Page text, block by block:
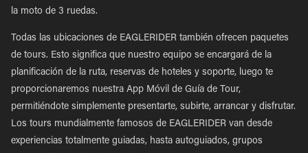
la moto de 3 ruedas.
Todas las ubicaciones de EAGLERIDER también ofrecen paquetes
de tours. Esto significa que nuestro equipo se encargará de la
planificación de la ruta, reservas de hoteles y soporte, luego te
proporcionaremos nuestra App Móvil de Guía de Tour,
permitiéndote simplemente presentarte, subirte, arrancar y disfrutar.
Los tours mundialmente famosos de EAGLERIDER van desde
experiencias totalmente guiadas, hasta autoguiados, grupos